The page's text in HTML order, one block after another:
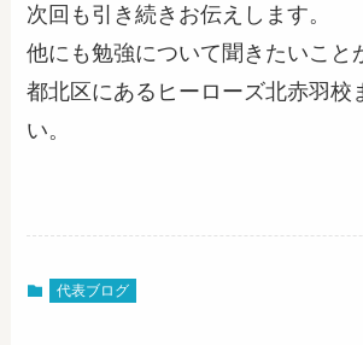
次回も引き続きお伝えします。
他にも勉強について聞きたいこと
都北区にあるヒーローズ北赤羽校
い。
代表ブログ